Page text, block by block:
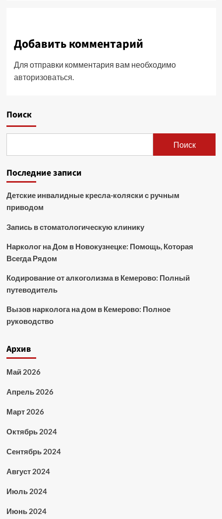
Добавить комментарий
Для отправки комментария вам необходимо
авторизоваться.
Поиск
Поиск
Последние записи
Детские инвалидные кресла-коляски с ручным
приводом
Запись в стоматологическую клинику
Нарколог на Дом в Новокузнецке: Помощь, Которая
Всегда Рядом
Кодирование от алкоголизма в Кемерово: Полный
путеводитель
Вызов нарколога на дом в Кемерово: Полное
руководство
Архив
Май 2026
Апрель 2026
Март 2026
Октябрь 2024
Сентябрь 2024
Август 2024
Июль 2024
Июнь 2024